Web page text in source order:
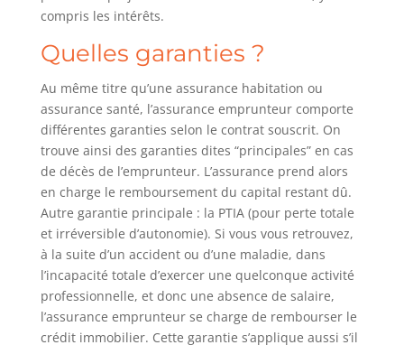
compris les intérêts.
Quelles garanties ?
Au même titre qu’une assurance habitation ou
assurance santé, l’assurance emprunteur comporte
différentes garanties selon le contrat souscrit. On
trouve ainsi des garanties dites “principales” en cas
de décès de l’emprunteur. L’assurance prend alors
en charge le remboursement du capital restant dû.
Autre garantie principale : la PTIA (pour perte totale
et irréversible d’autonomie). Si vous vous retrouvez,
à la suite d’un accident ou d’une maladie, dans
l’incapacité totale d’exercer une quelconque activité
professionnelle, et donc une absence de salaire,
l’assurance emprunteur se charge de rembourser le
crédit immobilier. Cette garantie s’applique aussi s’il